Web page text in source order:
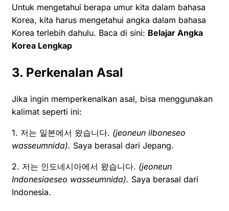
Untuk mengetahui berapa umur kita dalam bahasa
Korea, kita harus mengetahui angka dalam bahasa
Korea terlebih dahulu. Baca di sini: Belajar Angka
Korea Lengkap
3. Perkenalan Asal
Jika ingin memperkenalkan asal, bisa menggunakan
kalimat seperti ini:
1. 저는 일본에서 왔습니다. (jeoneun ilboneseo
wasseumnida). Saya berasal dari Jepang.
2. 저는 인도네시아에서 왔습니다. (jeoneun
Indonesiaeseo wasseumnida). Saya berasal dari
Indonesia.